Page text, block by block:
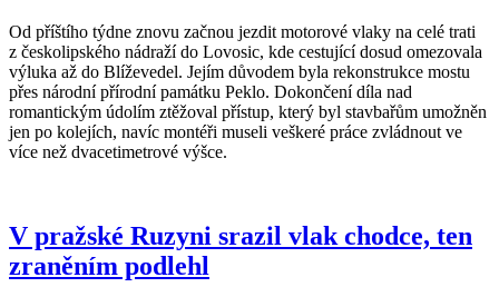
Od příštího týdne znovu začnou jezdit motorové vlaky na celé trati
z českolipského nádraží do Lovosic, kde cestující dosud omezovala
výluka až do Blíževedel. Jejím důvodem byla rekonstrukce mostu
přes národní přírodní památku Peklo. Dokončení díla nad
romantickým údolím ztěžoval přístup, který byl stavbařům umožněn
jen po kolejích, navíc montéři museli veškeré práce zvládnout ve
více než dvacetimetrové výšce.
V pražské Ruzyni srazil vlak chodce, ten
zraněním podlehl